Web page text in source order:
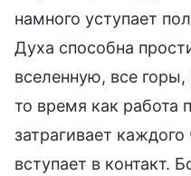
намного уступает
Духа способна
вселенную, все
то время как работа
затрагивает
вступает в контакт.